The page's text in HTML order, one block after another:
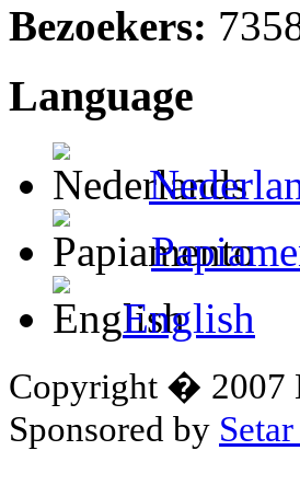
Bezoekers:
Language
English
Copyright � 2007
Sponsored by